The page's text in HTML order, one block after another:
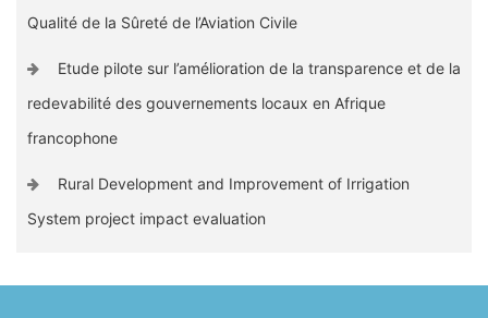
Qualité de la Sûreté de l’Aviation Civile
Etude pilote sur l’amélioration de la transparence et de la
redevabilité des gouvernements locaux en Afrique
francophone
Rural Development and Improvement of Irrigation
System project impact evaluation